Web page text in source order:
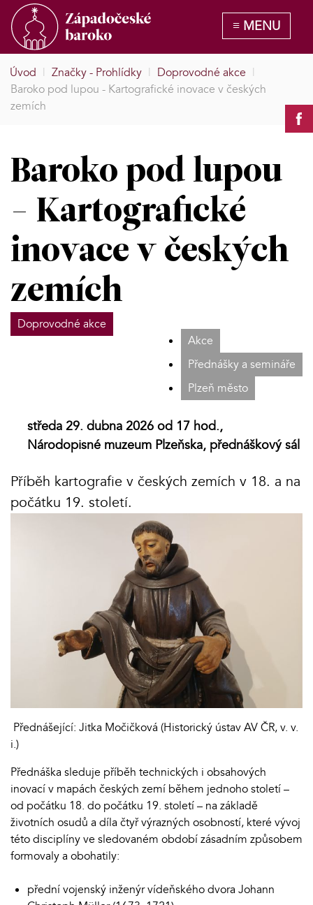
Úvod | Značky - Prohlídky | Doprovodné akce |
Baroko pod lupou - Kartografické inovace v českých
zemích
Baroko pod lupou
- Kartografické
inovace v českých
zemích
Doprovodné akce
Akce
Přednášky a semináře
Plzeň město
středa 29. dubna 2026 od 17 hod.,
Národopisné muzeum Plzeňska, přednáškový sál
Příběh kartografie v českých zemích v 18. a na
počátku 19. století.
Přednášející: Jitka Močičková (Historický ústav AV ČR, v. v.
i.)
Přednáška sleduje příběh technických i obsahových
inovací v mapách českých zemí během jednoho století –
od počátku 18. do počátku 19. století – na základě
životních osudů a díla čtyř výrazných osobností, které vývoj
této disciplíny ve sledovaném období zásadním způsobem
formovaly a obohatily:
přední vojenský inženýr vídeňského dvora Johann